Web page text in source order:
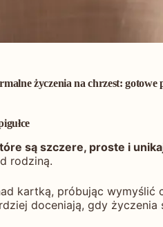
życzenia na chrzest: gotowe
są szczere, proste i
rodziną.
kartką, próbując
doceniają, gdy